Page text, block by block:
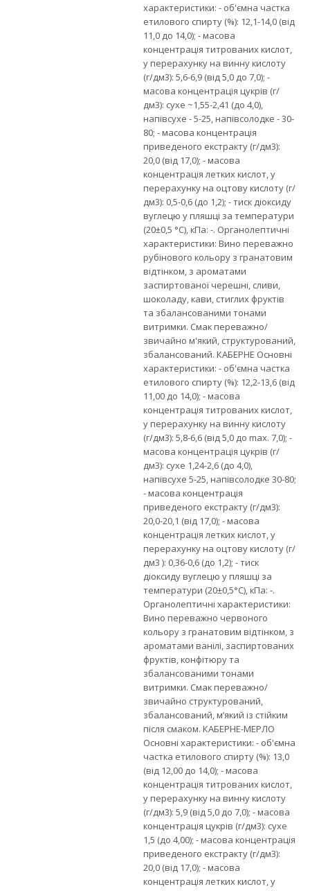
характеристики: - об'ємна частка
етилового спирту (%): 12,1-14,0 (від
11,0 до 14,0); - масова
концентрація титрованих кислот,
у перерахунку на винну кислоту
(г/дм3): 5,6-6,9 (від 5,0 до 7,0); -
масова концентрація цукрів (г/
дм3): сухе ~1,55-2,41 (до 4,0),
напівсухе - 5-25, напівсолодке - 30-
80; - масова концентрація
приведеного екстракту (г/дм3):
20,0 (від 17,0); - масова
концентрація летких кислот, у
перерахунку на оцтову кислоту (г/
дм3): 0,5-0,6 (до 1,2); - тиск діоксиду
вуглецю у пляшці за температури
(20±0,5 °С), кПа: -. Органолептичні
характеристики: Вино переважно
рубінового кольору з гранатовим
відтінком, з ароматами
заспиртованої черешні, сливи,
шоколаду, кави, стиглих фруктів
та збалансованими тонами
витримки. Смак переважно/
звичайно м'який, структурований,
збалансований. КАБЕРНЕ Основні
характеристики: - об'ємна частка
етилового спирту (%): 12,2-13,6 (від
11,00 до 14,0); - масова
концентрація титрованих кислот,
у перерахунку на винну кислоту
(г/дм3): 5,8-6,6 (від 5,0 до max. 7,0); -
масова концентрація цукрів (г/
дм3): сухе 1,24-2,6 (до 4,0),
напівсухе 5-25, напівсолодке 30-80;
- масова концентрація
приведеного екстракту (г/дм3):
20,0-20,1 (від 17,0); - масова
концентрація летких кислот, у
перерахунку на оцтову кислоту (г/
дм3 ): 0,36-0,6 (до 1,2); - тиск
діоксиду вуглецю у пляшці за
температури (20±0,5°С), кПа: -.
Органолептичні характеристики:
Вино переважно червоного
кольору з гранатовим відтінком, з
ароматами ванілі, заспиртованих
фруктів, конфітюру та
збалансованими тонами
витримки. Смак переважно/
звичайно структурований,
збалансований, м’який із стійким
після смаком. КАБЕРНЕ-МЕРЛО
Основні характеристики: - об'ємна
частка етилового спирту (%): 13,0
(від 12,00 до 14,0); - масова
концентрація титрованих кислот,
у перерахунку на винну кислоту
(г/дм3): 5,9 (від 5,0 до 7,0); - масова
концентрація цукрів (г/дм3): сухе
1,5 (дo 4,00); - масова концентрація
приведеного екстракту (г/дм3):
20,0 (від 17,0); - масова
концентрація летких кислот, у